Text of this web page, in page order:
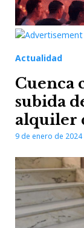
Actualidad
Cuenca
subida
alquiler
9 de enero de 2024